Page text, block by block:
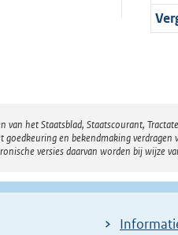
van het Staatsblad, Staatscourant,
goedkeuring en bekendmaking
versies daarvan worden bij wijze